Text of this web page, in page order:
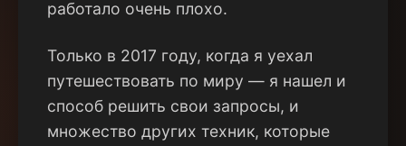
работало очень плохо.
Только в 2017 году, когда я уехал
путешествовать по миру — я нашел и
способ решить свои запросы, и
множество других техник, которые